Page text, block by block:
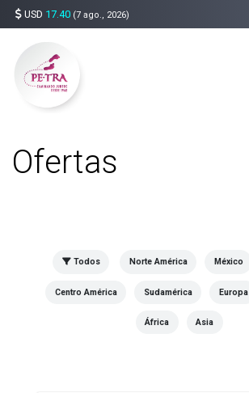
USD 17.40 (7 ago., 2026)
Ofertas
Todos Norte América México
Centro América Sudamérica Europa
África Asia